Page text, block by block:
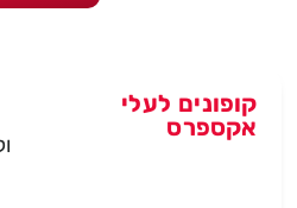
קופונים לעלי
אקספרס